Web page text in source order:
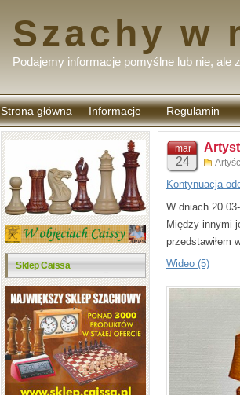
Szachy w
Podajemy informacje pomyślne lub nie, ale
Strona główna Informacje Regulamin
komentarzy
Sklep Caissa
mar
24
Kontynuacja
W dniach
Między innymi
przedstawiłem
Wideo (5)